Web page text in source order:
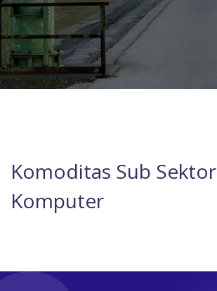
Komoditas Sub Sektor
Komputer